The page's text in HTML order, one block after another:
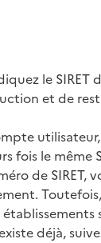
le SIRET
et de
fois le même
de SIRET,
déjà,